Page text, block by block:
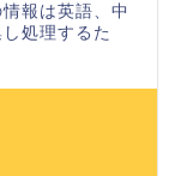
報は英語、中
処理するた